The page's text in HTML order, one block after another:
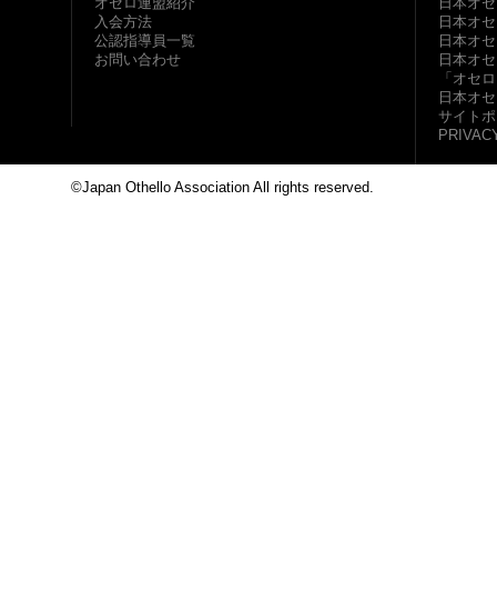
オセロ連盟紹介
入会方法
公認指導員一覧
お問い合わせ
日本オ
日本オ
日本オ
日本オ
「オセ
日本オ
サイト
©Japan Othello Association All rights reserved.